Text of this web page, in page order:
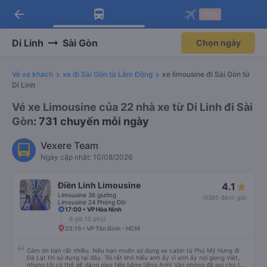
Tải app Vexere ngay!
Nhận ưu đãi thành viên độc
Mở app
Tải app Vexere
-30k/ghế khi đặt vé máy bay qua
Mở app
arrow_back
Di Linh Sài Gòn Chọn ngày
Vé xe khách xe đi Sài Gòn từ Lâm Đồng
xe limousine đi Sài Gòn từ
Di Linh
Vé xe Limousine của 22 nhà xe từ Di Linh đi Sài
Gòn: 731 chuyến mỗi ngày
Vexere Team
Ngày cập nhật: 10/08/2026
Điền Linh Limousine
Limousine 36 giường
Limousine 24 Phòng Đôi
4.1
(6385 đánh giá)
17:00 • VP Hòa Ninh
6 giờ 15 phút
23:15 • VP Tân Bình - HCM
Cảm ơn bạn rất nhiều. Nếu bạn muốn sử dụng xe cabin từ Phú Mỹ Hưng đi
Đà Lạt thì sử dụng tại đây. Tôi rất khó hiểu anh ấy vì anh ấy nói giọng Việt,
nhưng tôi có thể dễ dàng giao tiếp bằng tiếng Anh! Văn phòng đã gọi cho tôi